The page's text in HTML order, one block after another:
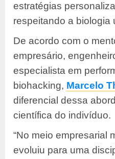
estratégias
respeitando a biologia
De acordo com o
empresário,
especialista em
biohacking, Marcelo
diferencial dessa
científica do indivíduo.
“No meio empresarial
evoluiu para uma